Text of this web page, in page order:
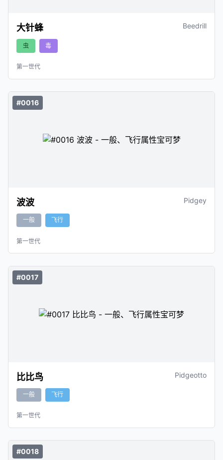
大针蜂 Beedrill
虫 毒
第一世代
#0016
波波 Pidgey
一般 飞行
第一世代
#0017
比比鸟 Pidgeotto
一般 飞行
第一世代
#0018